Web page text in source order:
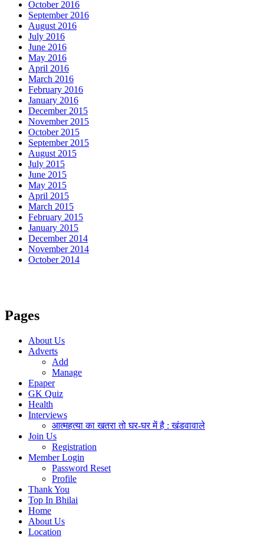
October 2016
September 2016
August 2016
July 2016
June 2016
May 2016
April 2016
March 2016
February 2016
January 2016
December 2015
November 2015
October 2015
September 2015
August 2015
July 2015
June 2015
May 2015
April 2015
March 2015
February 2015
January 2015
December 2014
November 2014
October 2014
Pages
About Us
Adverts
Add
Manage
Epaper
GK Quiz
Health
Interviews
आत्महत्या का खतरा तो घर-घर में है : खंडवावाले
Join Us
Registration
Member Login
Password Reset
Profile
Thank You
Top In Bhilai
Home
About Us
Location